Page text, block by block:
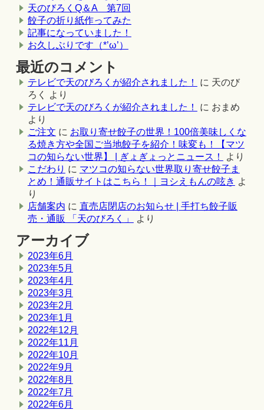
天のびろくQ＆A 第7回
餃子の折り紙作ってみた
記事になっていました！
お久しぶりです（*’ω’）
最近のコメント
テレビで天のびろくが紹介されました！ に 天のび
ろく
より
テレビで天のびろくが紹介されました！
に おまめ
より
ご注文 に お取り寄せ餃子の世界！100倍美味しくな
る焼き方や全国ご当地餃子を紹介！味変も！【マツ
コの知らない世界】 | ぎょぎょっとニュース！
より
こだわり に マツコの知らない世界取り寄せ餃子ま
とめ！通販サイトはこちら！｜ヨシえもんの呟き よ
り
店舗案内 に 直売店閉店のお知らせ | 手打ち餃子販
売・通販 「天のびろく」
より
アーカイブ
2023年6月
2023年5月
2023年4月
2023年3月
2023年2月
2023年1月
2022年12月
2022年11月
2022年10月
2022年9月
2022年8月
2022年7月
2022年6月